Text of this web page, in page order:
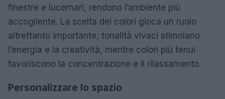
finestre e lucernari, rendono l’ambiente più
accogliente. La scelta dei colori gioca un ruolo
altrettanto importante; tonalità vivaci stimolano
l’energia e la creatività, mentre colori più tenui
favoriscono la concentrazione e il rilassamento.
Personalizzare lo spazio